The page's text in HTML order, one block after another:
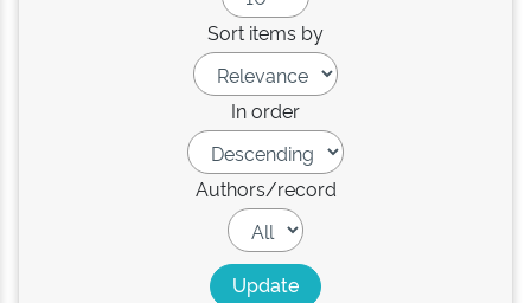
Sort items by
In order
Authors/record